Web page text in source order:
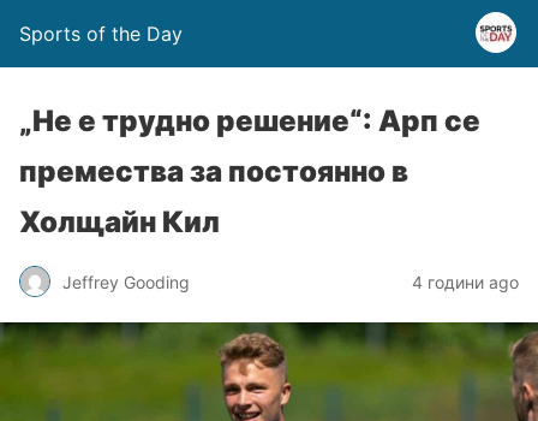
Sports of the Day
„Не е трудно решение“: Арп се
премества за постоянно в
Холщайн Кил
Jeffrey Gooding 4 години ago